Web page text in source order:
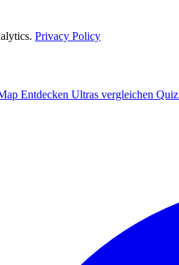
Privacy Policy
Entdecken Ultras vergleichen Quiz